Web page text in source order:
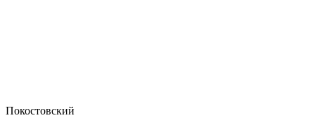
Покостовский